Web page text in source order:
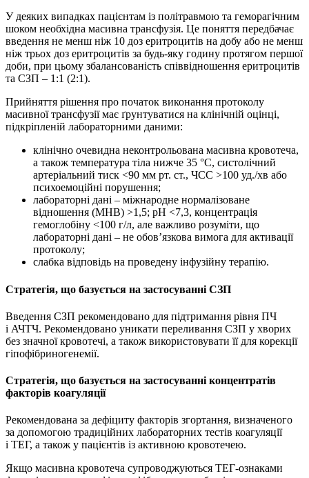
У деяких випадках пацієнтам із політравмою та геморагічним
шоком необхідна масивна трансфузія. Це поняття передбачає
введення не менш ніж 10 доз еритроцитів на добу або не менш
ніж трьох доз еритроцитів за будь-яку годину протягом першої
доби, при цьому збалансованість співвідношення еритроцитів
та СЗП – 1:1 (2:1).
Прийняття рішення про початок виконання протоколу
масивної трансфузії має ґрунтуватися на клінічній оцінці,
підкріпленій лабораторними даними:
клінічно очевидна неконтрольована масивна кровотеча,
а також температура тіла нижче 35 °C, систолічний
артеріальний тиск <90 мм рт. ст., ЧСС >100 уд./хв або
психоемоційні порушення;
лабораторні дані – міжнародне нормалізоване
відношення (МНВ) >1,5; рН <7,3, концентрація
гемоглобіну <100 г/л, але важливо розуміти, що
лабораторні дані – не обов’язкова вимога для активації
протоколу;
слабка відповідь на проведену інфузійну терапію.
Стратегія, що базується на застосуванні СЗП
Введення СЗП рекомендовано для підтримання рівня ПЧ
і АЧТЧ. Рекомендовано уникати переливання СЗП у хворих
без значної кровотечі, а також використовувати її для корекції
гіпофібриногенемії.
Стратегія, що базується на застосуванні концентратів
факторів коагуляції
Рекомендована за дефіциту факторів згортання, визначеного
за допомогою традиційних лабораторних тестів коагуляції
і ТЕГ, а також у пацієнтів із активною кровотечею.
Якщо масивна кровотеча супроводжуються ТЕГ-ознаками